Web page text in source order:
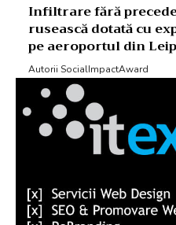
Infiltrare fără
rusească dotată cu
pe aeroportul din
Autorii SocialImpactAward